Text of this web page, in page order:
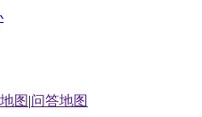
图 |问答地图